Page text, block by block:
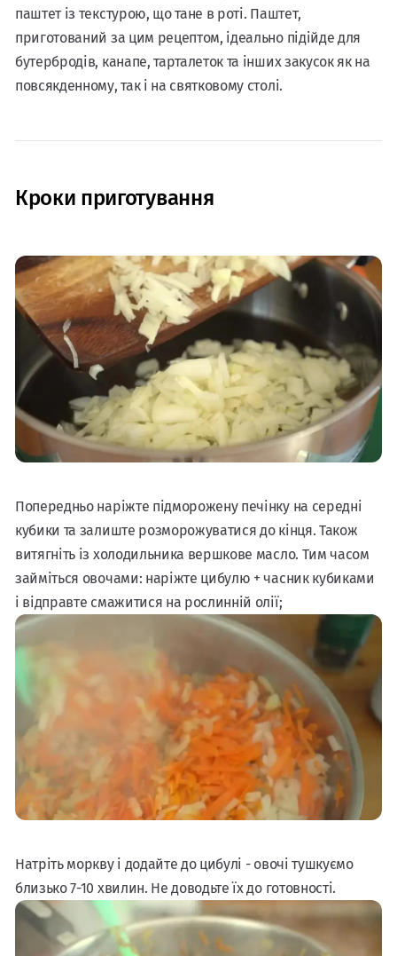
паштет із текстурою, що тане в роті. Паштет,
приготований за цим рецептом, ідеально підійде для
бутербродів, канапе, тарталеток та інших закусок як на
повсякденному, так і на святковому столі.
Кроки приготування
Попередньо наріжте підморожену печінку на середні
кубики та залиште розморожуватися до кінця. Також
витягніть із холодильника вершкове масло. Тим часом
займіться овочами: наріжте цибулю + часник кубиками
і відправте смажитися на рослинній олії;
Натріть моркву і додайте до цибулі - овочі тушкуємо
близько 7-10 хвилин. Не доводьте їх до готовності.